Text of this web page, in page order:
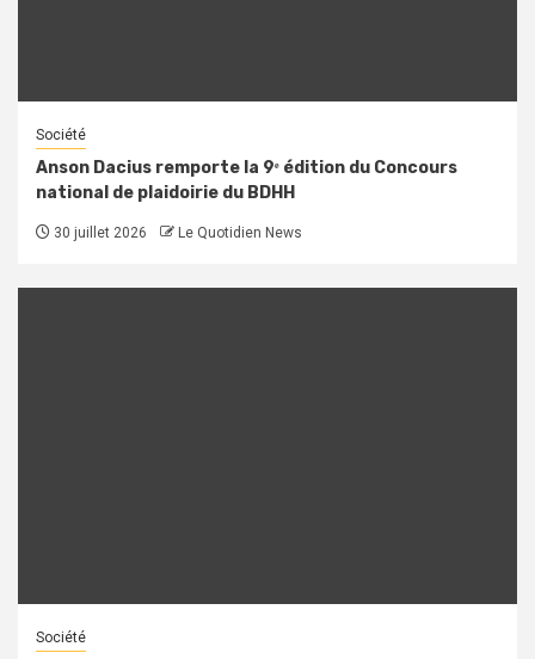
Société
Anson Dacius remporte la 9ᵉ édition du Concours
national de plaidoirie du BDHH
30 juillet 2026 Le Quotidien News
Société